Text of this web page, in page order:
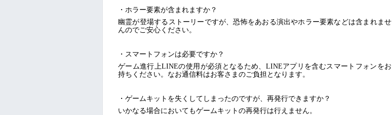
・ホラー要素が含まれますか？
幽霊が登場するストーリーですが、恐怖をあおる演出やホラー要素などは含まれませ
んのでご安心ください。
・スマートフォンは必要ですか？
ゲーム進行上LINEの使用が必須となるため、LINEアプリを含むスマートフォンをお
持ちください。なお通信料はお客さまのご負担となります。
・ゲームキットを失くしてしまったのですが、再発行できますか？
いかなる場合においてもゲームキットの再発行は行えません。